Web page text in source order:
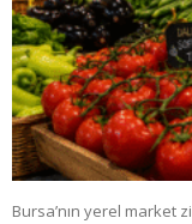
Bursa’nın yerel market